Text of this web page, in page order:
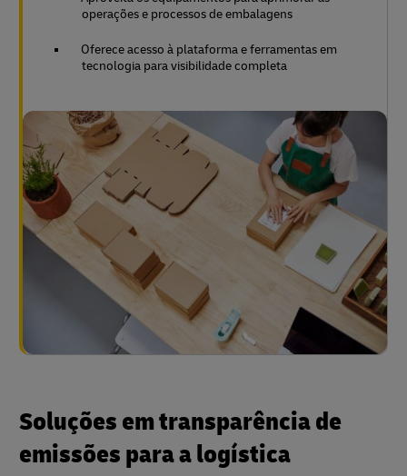
operações e processos de embalagens
Oferece acesso à plataforma e ferramentas em
tecnologia para visibilidade completa
Soluções em transparência de
emissões para a logística